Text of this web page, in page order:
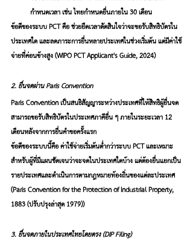
กำหนดเวลา เช่น ไทยกำหนดยื่นภายใน 30 เดือน
ข้อดีของระบบ PCT คือ ช่วยยืดเวลาตัดสินใจว่าจะขอรับสิทธิบัตรใน
ประเทศใด และลดภาระการยื่นหลายประเทศในช่วงเริ่มต้น แต่มีค่าใช้
จ่ายที่ค่อนข้างสูง (WIPO PCT Applicant's Guide, 2024)
2. ยื่นจดผ่าน Paris Convention
Paris Convention เป็นสนธิสัญญาระหว่างประเทศที่ให้สิทธิผู้ยื่นจด
สามารถขอรับสิทธิบัตรในประเทศภาคีอื่น ๆ ภายในระยะเวลา 12
เดือนหลังจากการยื่นคำขอครั้งแรก
ข้อดีของระบบนี้คือ ค่าใช้จ่ายเริ่มต้นต่ำกว่าระบบ PCT และเหมาะ
สำหรับผู้ที่มีแผนชัดเจนว่าจะจดในประเทศใดบ้าง แต่ต้องยื่นแยกเป็น
รายประเทศและดำเนินการตามกฎหมายท้องถิ่นของแต่ละประเทศ
(Paris Convention for the Protection of Industrial Property,
1883 (ปรับปรุงล่าสุด 1979))
3. ยื่นจดภายในประเทศไทยโดยตรง (DIP Filing)